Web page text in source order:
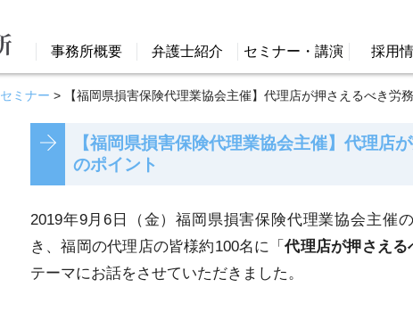
事務所概要 弁護士紹介 セミナー・講演 採用
セミナー > 【福岡県損害保険代理業協会主催】代理店が押さえるべき労
【福岡県損害保険代理業協会主催】代理店
のポイント
2019年9月6日（金）福岡県損害保険代理業協会主催
き、福岡の代理店の皆様約100名に「代理店が押さえる
テーマにお話をさせていただきました。